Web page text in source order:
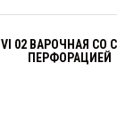
02 ВАРОЧНАЯ
ПЕРФОРАЦИЕЙ